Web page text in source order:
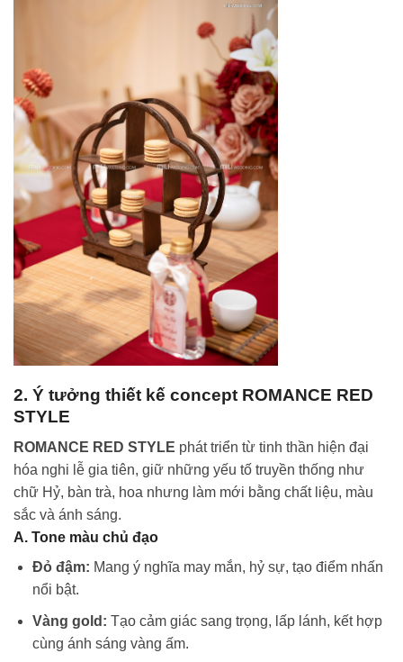
2. Ý tưởng thiết kế concept ROMANCE RED
STYLE
ROMANCE RED STYLE phát triển từ tinh thần hiện đại
hóa nghi lễ gia tiên, giữ những yếu tố truyền thống như
chữ Hỷ, bàn trà, hoa nhưng làm mới bằng chất liệu, màu
sắc và ánh sáng.
A. Tone màu chủ đạo
Đỏ đậm: Mang ý nghĩa may mắn, hỷ sự, tạo điểm nhấn
nổi bật.
Vàng gold: Tạo cảm giác sang trọng, lấp lánh, kết hợp
cùng ánh sáng vàng ấm.